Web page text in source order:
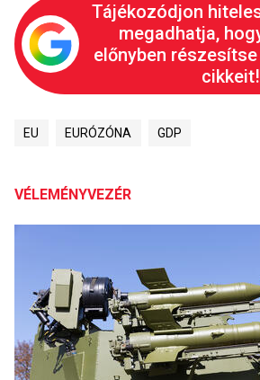
Tájékozódjon
megadhatja,
előnyben
cikkeit!
EU EURÓZÓNA GDP
VÉLEMÉNYVEZÉR